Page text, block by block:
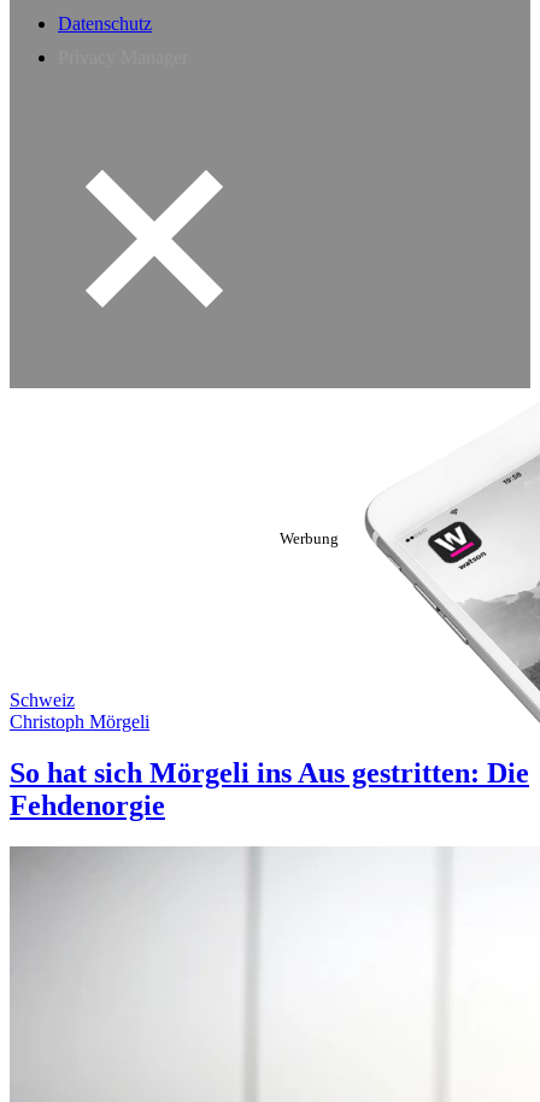
Datenschutz
Schweiz
Christoph Mörgeli
So hat sich Mörgeli ins Aus gestritten: Die
Fehdenorgie